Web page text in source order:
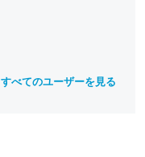
すべてのユーザーを見る